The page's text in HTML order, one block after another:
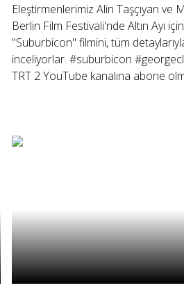
Eleştirmenlerimiz Alin Taşçıyan ve
Berlin Film Festivali'nde Altın Ayı
"Suburbicon" filmini, tüm
inceliyorlar. #suburbicon
TRT 2 YouTube kanalına abone